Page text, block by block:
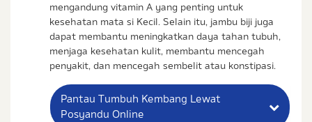
mengandung vitamin A yang penting untuk
kesehatan mata si Kecil. Selain itu, jambu biji juga
dapat membantu meningkatkan daya tahan tubuh,
menjaga kesehatan kulit, membantu mencegah
penyakit, dan mencegah sembelit atau konstipasi.
Pantau Tumbuh Kembang Lewat
Posyandu Online